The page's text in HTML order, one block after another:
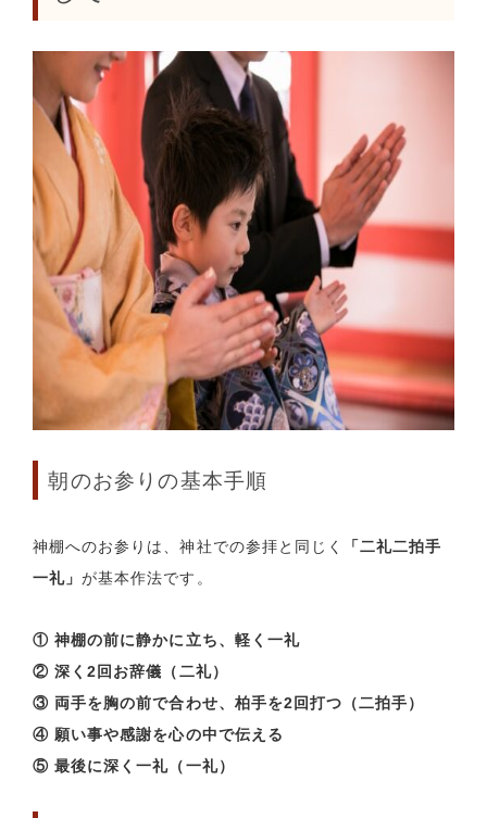
朝のお参りの基本手順
神棚へのお参りは、神社での参拝と同じく
「二礼二拍手
一礼」が基本作法です。
① 神棚の前に静かに立ち、軽く一礼
② 深く2回お辞儀（二礼）
③ 両手を胸の前で合わせ、柏手を2回打つ（二拍手）
④ 願い事や感謝を心の中で伝える
⑤ 最後に深く一礼（一礼）